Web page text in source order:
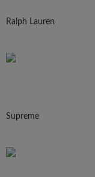
Ralph Lauren
Supreme